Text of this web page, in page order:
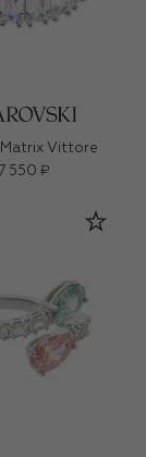
Vittore
550 ₽